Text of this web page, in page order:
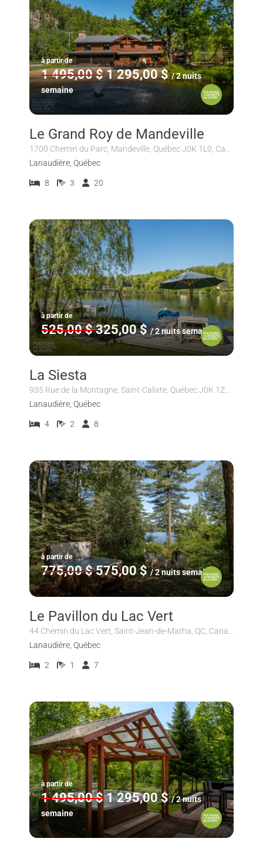
à partir de
1 495,00 $ 1 295,00 $ / 2 nuits
semaine
Le Grand Roy de Mandeville
Lanaudière, Québec
8 3 20
à partir de
525,00 $ 325,00 $ / 2 nuits semaine
La Siesta
Lanaudière, Québec
4 2 8
à partir de
775,00 $ 575,00 $ / 2 nuits semaine
Le Pavillon du Lac Vert
Lanaudière, Québec
2 1 7
à partir de
1 495,00 $ 1 295,00 $ / 2 nuits
semaine